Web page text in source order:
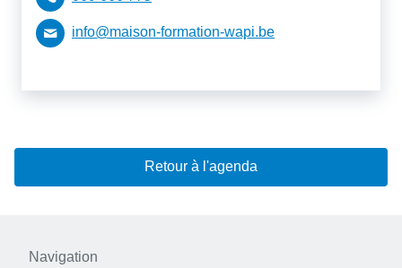
info@maison-formation-wapi.be
Retour à l'agenda
Navigation